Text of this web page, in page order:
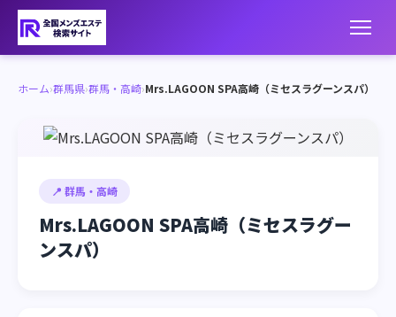
ホーム›群馬県›群馬・高崎›Mrs.LAGOON SPA高崎（ミセスラグーンスパ）
📍 群馬・高崎
Mrs.LAGOON SPA高崎（ミセスラグー
ンスパ）